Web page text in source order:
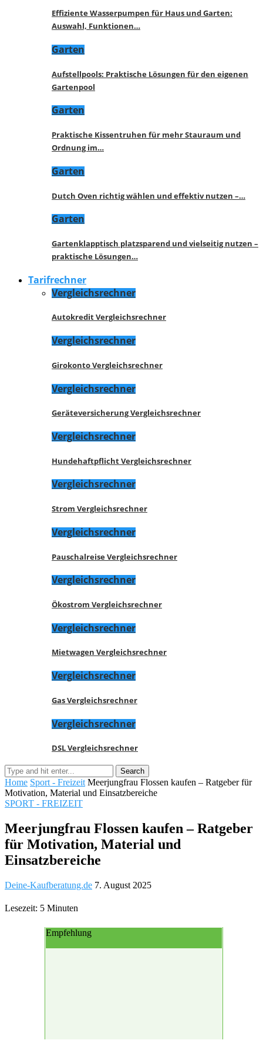
Effiziente Wasserpumpen für Haus und Garten:
Auswahl, Funktionen…
Garten
Aufstellpools: Praktische Lösungen für den eigenen
Gartenpool
Garten
Praktische Kissentruhen für mehr Stauraum und
Ordnung im…
Garten
Dutch Oven richtig wählen und effektiv nutzen –…
Garten
Gartenklapptisch platzsparend und vielseitig nutzen –
praktische Lösungen…
Tarifrechner
Vergleichsrechner
Autokredit Vergleichsrechner
Vergleichsrechner
Girokonto Vergleichsrechner
Vergleichsrechner
Geräteversicherung Vergleichsrechner
Vergleichsrechner
Hundehaftpflicht Vergleichsrechner
Vergleichsrechner
Strom Vergleichsrechner
Vergleichsrechner
Pauschalreise Vergleichsrechner
Vergleichsrechner
Ökostrom Vergleichsrechner
Vergleichsrechner
Mietwagen Vergleichsrechner
Vergleichsrechner
Gas Vergleichsrechner
Vergleichsrechner
DSL Vergleichsrechner
Home Sport - Freizeit Meerjungfrau Flossen kaufen – Ratgeber für
Motivation, Material und Einsatzbereiche
SPORT - FREIZEIT
Meerjungfrau Flossen kaufen – Ratgeber
für Motivation, Material und
Einsatzbereiche
Deine-Kaufberatung.de 7. August 2025
Lesezeit: 5 Minuten
Empfehlung